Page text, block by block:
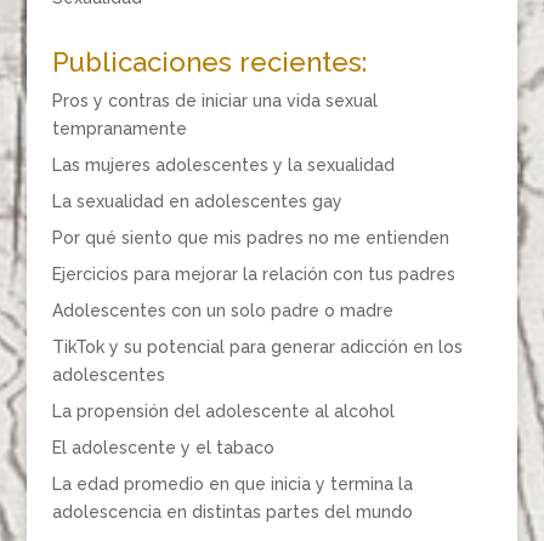
Publicaciones recientes:
Pros y contras de iniciar una vida sexual
tempranamente
Las mujeres adolescentes y la sexualidad
La sexualidad en adolescentes gay
Por qué siento que mis padres no me entienden
Ejercicios para mejorar la relación con tus padres
Adolescentes con un solo padre o madre
TikTok y su potencial para generar adicción en los
adolescentes
La propensión del adolescente al alcohol
El adolescente y el tabaco
La edad promedio en que inicia y termina la
adolescencia en distintas partes del mundo